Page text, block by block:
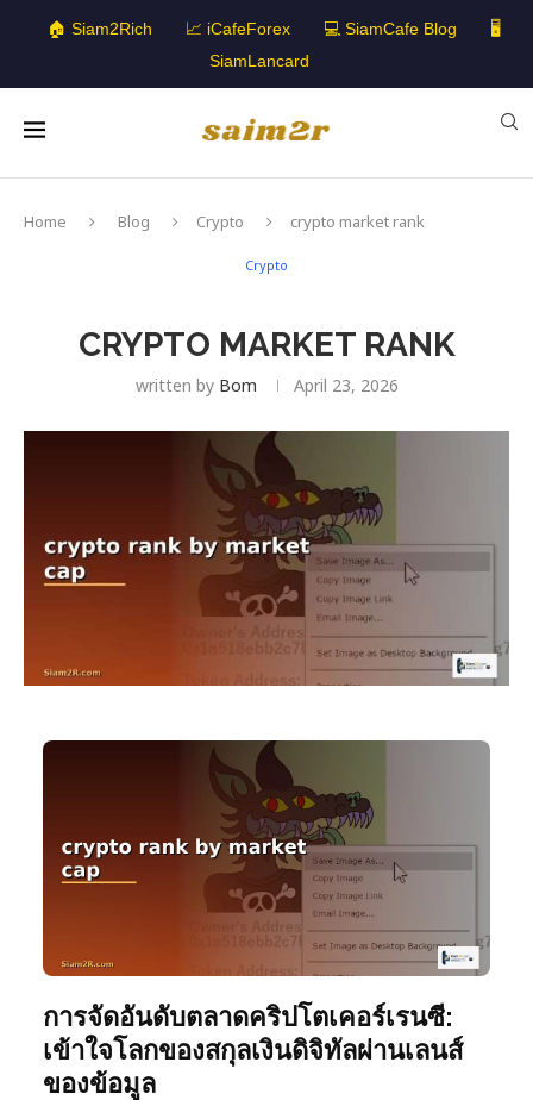
🏠 Siam2Rich 📈 iCafeForex 💻 SiamCafe Blog
🖥️
SiamLancard
Home Blog Crypto crypto market rank
Crypto
CRYPTO MARKET RANK
written by Bom April 23, 2026
การจัดอันดับตลาดคริปโตเคอร์เรนซี:
เข้าใจโลกของสกุลเงินดิจิทัลผ่านเลนส์
ของข้อมูล